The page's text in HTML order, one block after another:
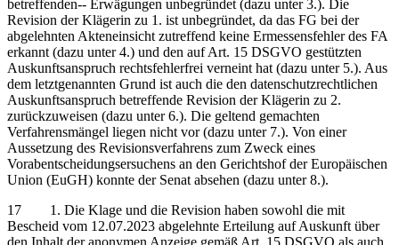
betreffenden‑‑ Erwägungen unbegründet (dazu unter 3.). Die
Revision der Klägerin zu 1. ist unbegründet, da das FG bei der
abgelehnten Akteneinsicht zutreffend keine Ermessensfehler des FA
erkannt (dazu unter 4.) und den auf Art. 15 DSGVO gestützten
Auskunftsanspruch rechtsfehlerfrei verneint hat (dazu unter 5.). Aus
dem letztgenannten Grund ist auch die den datenschutzrechtlichen
Auskunftsanspruch betreffende Revision der Klägerin zu 2.
zurückzuweisen (dazu unter 6.). Die geltend gemachten
Verfahrensmängel liegen nicht vor (dazu unter 7.). Von einer
Aussetzung des Revisionsverfahrens zum Zweck eines
Vorabentscheidungsersuchens an den Gerichtshof der Europäischen
Union (EuGH) konnte der Senat absehen (dazu unter 8.).
17 1. Die Klage und die Revision haben sowohl die mit
Bescheid vom 12.07.2023 abgelehnte Erteilung auf Auskunft über
den Inhalt der anonymen Anzeige gemäß Art. 15 DSGVO als auch